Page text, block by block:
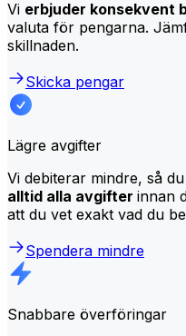
Vi erbjuder konsekvent
valuta för pengarna.
skillnaden.
Skicka pengar
Lägre avgifter
Vi debiterar mindre, så
alltid alla avgifter innan
att du vet exakt vad du
Spendera mindre
Snabbare överföringar